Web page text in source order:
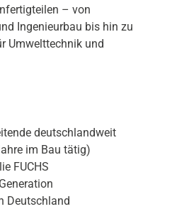
– von
Ingenieurbau bis hin zu
Umwelttechnik und
deutschlandweit
im Bau tätig)
FUCHS
Deutschland